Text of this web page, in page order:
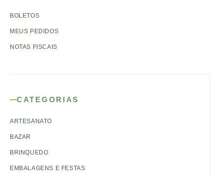
BOLETOS
MEUS PEDIDOS
NOTAS FISCAIS
CATEGORIAS
ARTESANATO
BAZAR
BRINQUEDO
EMBALAGENS E FESTAS